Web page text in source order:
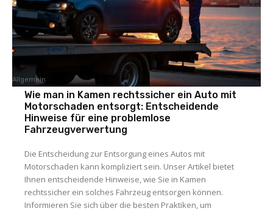
Allgemein
Wie man in Kamen rechtssicher ein Auto mit
Motorschaden entsorgt: Entscheidende
Hinweise für eine problemlose
Fahrzeugverwertung
Die Entscheidung zur Entsorgung eines Autos mit
Motorschaden kann kompliziert sein. Unser Artikel bietet
Ihnen entscheidende Hinweise, wie Sie in Kamen
rechtssicher ein solches Fahrzeug entsorgen können.
Informieren Sie sich über die besten Praktiken, um